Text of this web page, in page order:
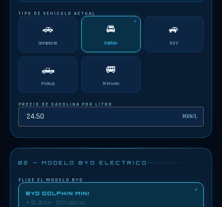
TIPO DE VEHÍCULO ACTUAL
🚗
Compacto
🚘
Sedán
🚙
SUV
🛻
Pickup
🚐
Minivan
PRECIO DE GASOLINA POR LITRO
MXN/L
02 — MODELO BYD ELÉCTRICO
ELIGE EL MODELO BYD
BYD DOLPHIN MINI
⚡ $0.35/km · 100% eléctrico